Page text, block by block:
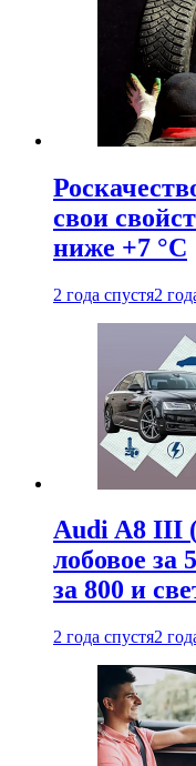
свои
ниже +7 °C
2 года спустя2
Audi A8 III
лобовое за
за 800 и
2 года спустя2